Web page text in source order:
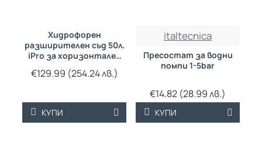
Хидрофорен
разширителен съд 50л.
iPro за хоризонтален
монтаж
€129.99 (254.24 лв.)
КУПИ
italtecnica
Пресостат за водни
помпи 1-5bar
€14.82 (28.99 лв.)
КУПИ